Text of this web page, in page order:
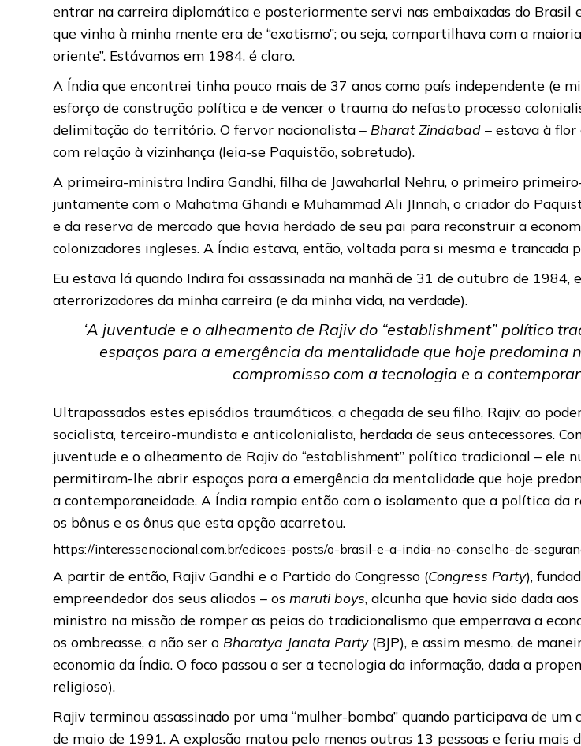
entrar na carreira diplomática e posteriormente servi nas embaixadas do
que vinha à minha mente era de “exotismo”; ou seja, compartilhava com a
oriente”. Estávamos em 1984, é claro.
A Índia que encontrei tinha pouco mais de 37 anos como país independente (e
esforço de construção política e de vencer o trauma do nefasto processo
delimitação do território. O fervor nacionalista – Bharat Zindabad – estava à
com relação à vizinhança (leia-se Paquistão, sobretudo).
A primeira-ministra Indira Gandhi, filha de Jawaharlal Nehru, o primeiro
juntamente com o Mahatma Ghandi e Muhammad Ali JInnah, o criador do
e da reserva de mercado que havia herdado de seu pai para reconstruir a
colonizadores ingleses. A Índia estava, então, voltada para si mesma e trancada
Eu estava lá quando Indira foi assassinada na manhã de 31 de outubro de
aterrorizadores da minha carreira (e da minha vida, na verdade).
‘A juventude e o alheamento de Rajiv do “establishment” político
espaços para a emergência da mentalidade que hoje predomina
compromisso com a tecnologia e a
Ultrapassados estes episódios traumáticos, a chegada de seu filho, Rajiv, ao
socialista, terceiro-mundista e anticolonialista, herdada de seus antecessores.
juventude e o alheamento de Rajiv do “establishment” político tradicional – ele
permitiram-lhe abrir espaços para a emergência da mentalidade que hoje
a contemporaneidade. A Índia rompia então com o isolamento que a política da
os bônus e os ônus que esta opção acarretou.
https://interessenacional.com.br/edicoes-posts/o-brasil-e-a-india-no-conselho-de-
A partir de então, Rajiv Gandhi e o Partido do Congresso (Congress Party),
empreendedor dos seus aliados – os maruti boys, alcunha que havia sido dada
ministro na missão de romper as peias do tradicionalismo que emperrava a
os ombreasse, a não ser o Bharatya Janata Party(BJP), e assim mesmo, de
economia da Índia. O foco passou a ser a tecnologia da informação, dada a
religioso).
Rajiv terminou assassinado por uma “mulher-bomba” quando participava de
de maio de 1991. A explosão matou pelo menos outras 13 pessoas e feriu mais